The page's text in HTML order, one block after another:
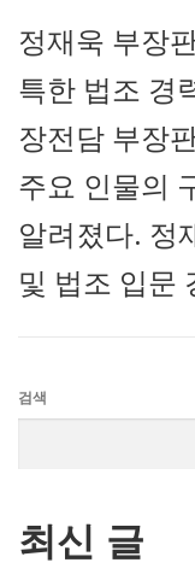
정재욱 부장
특한 법조 경
장전담 부장
주요 인물의
알려졌다. 정
및 법조 입문
검색
최신 글